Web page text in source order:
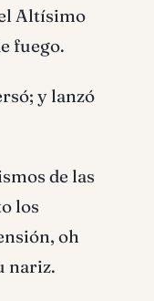
Altísimo
fuego.
y lanzó
de las
los
oh
nariz.